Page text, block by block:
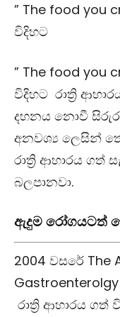
” The food you
විදිහට
” The food you
විදිහට රාත්‍රි
දහනය නොවී
අනවශ්‍ය ලෙසින්
රාත්‍රි ආහාරය
බලපානවා.
ඇදුම රෝගයටත්
2004 වසරේ The
රාත්‍රි ආහාරය